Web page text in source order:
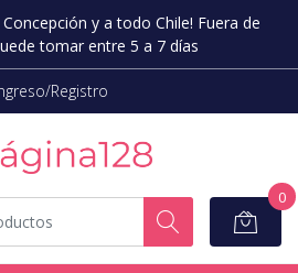
y a todo Chile! Fuera de
tomar entre 5 a 7 días
Registro
0